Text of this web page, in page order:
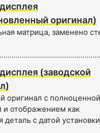
оригинал)
матрица, заменено
(заводской
оригинал с полноценной
и отображением как
деталь с датой установки